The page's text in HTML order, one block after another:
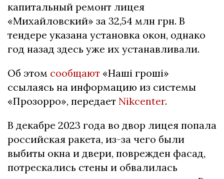
капитальный ремонт лицея
«Михайловский» за 32,54 млн грн. В
тендере указана установка окон, однако
год назад здесь уже их устанавливали.
Об этом сообщают «Наші гроші»
ссылаясь на информацию из системы
«Прозорро», передает Nikcenter.
В декабре 2023 года во двор лицея попала
российская ракета, из-за чего были
выбиты окна и двери, поврежден фасад,
потрескались стены и обвалилась